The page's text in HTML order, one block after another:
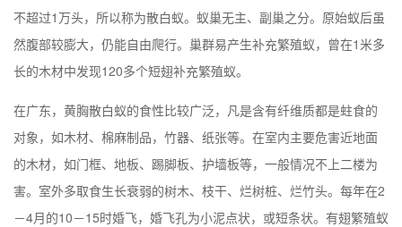
不超过1万头，所以称为散白蚁。蚁巢无主、副巢之分。原始蚁后虽
然腹部较膨大，仍能自由爬行。巢群易产生补充繁殖蚁，曾在1米多
长的木材中发现120多个短翅补充繁殖蚁。
在广东，黄胸散白蚁的食性比较广泛，凡是含有纤维质都是蛀食的
对象，如木材、棉麻制品，竹器、纸张等。在室内主要危害近地面
的木材，如门框、地板、踢脚板、护墙板等，一般情况不上二楼为
害。室外多取食生长衰弱的树木、枝干、烂树桩、烂竹头。每年在2
－4月的10－15时婚飞，婚飞孔为小泥点状，或短条状。有翅繁殖蚁